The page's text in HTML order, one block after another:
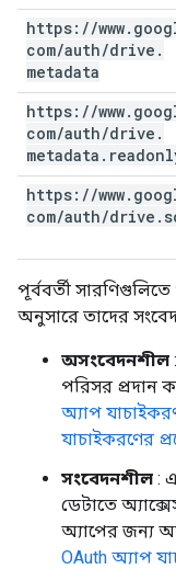
https: //www.
com/auth/drive .
metadata
https: //www.
com/auth/drive .
metadata .
https: //www.
com/auth/drive .
পূর্ববর্তী
অনুসারে তাদের
অসংবেদনশীল
পরিসর প্রদান
অ্যাপ
যাচাইকরণের
সংবেদনশীল :
ডেটাতে
অ্যাপের জন্য
OAuth অ্যাপ